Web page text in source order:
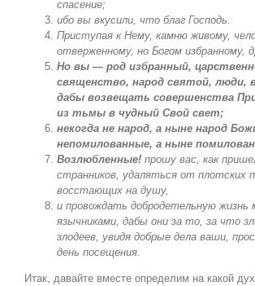
спасение;
ибо вы вкусили, что благ Господь.
Приступая к Нему, камню живому,
отверженному, но Богом избранному,
Но вы — род избранный,
священство, народ святой, люди,
дабы возвещать совершенства
из тьмы в чудный Свой свет;
некогда не народ, а ныне народ
непомилованные, а ныне
Возлюбленные! прошу вас, как
странников, удаляться от плотских
восстающих на душу,
и провождать добродетельную жизнь
язычниками, дабы они за то, за что
злодеев, увидя добрые дела ваши,
день посещения.
Итак, давайте вместе определим на какой